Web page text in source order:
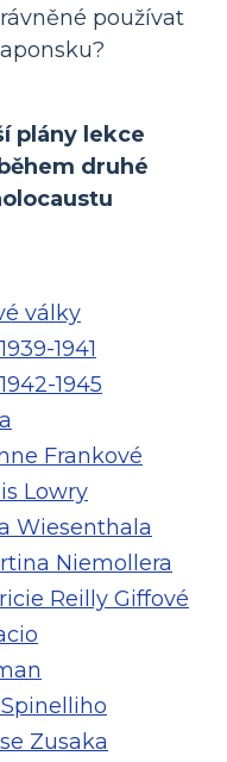
používat
plány lekce
druhé
války
1941
1945
Frankové
Lowry
Wiesenthala
Niemollera
Reilly Giffové
Zusaka